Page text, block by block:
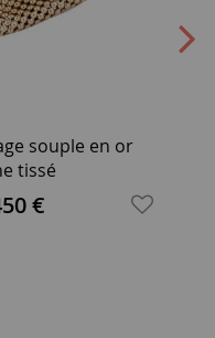
souple en or
tissé
€